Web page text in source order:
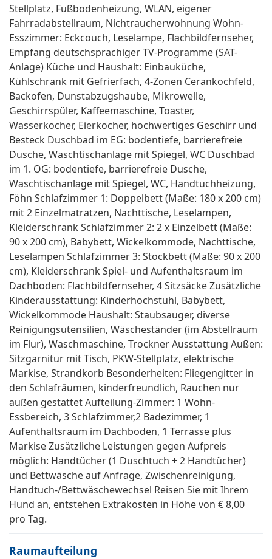
Stellplatz, Fußbodenheizung, WLAN, eigener
Fahrradabstellraum, Nichtraucherwohnung Wohn-
Esszimmer: Eckcouch, Leselampe, Flachbildfernseher,
Empfang deutschsprachiger TV-Programme (SAT-
Anlage) Küche und Haushalt: Einbauküche,
Kühlschrank mit Gefrierfach, 4-Zonen Cerankochfeld,
Backofen, Dunstabzugshaube, Mikrowelle,
Geschirrspüler, Kaffeemaschine, Toaster,
Wasserkocher, Eierkocher, hochwertiges Geschirr und
Besteck Duschbad im EG: bodentiefe, barrierefreie
Dusche, Waschtischanlage mit Spiegel, WC Duschbad
im 1. OG: bodentiefe, barrierefreie Dusche,
Waschtischanlage mit Spiegel, WC, Handtuchheizung,
Föhn Schlafzimmer 1: Doppelbett (Maße: 180 x 200 cm)
mit 2 Einzelmatratzen, Nachttische, Leselampen,
Kleiderschrank Schlafzimmer 2: 2 x Einzelbett (Maße:
90 x 200 cm), Babybett, Wickelkommode, Nachttische,
Leselampen Schlafzimmer 3: Stockbett (Maße: 90 x 200
cm), Kleiderschrank Spiel- und Aufenthaltsraum im
Dachboden: Flachbildfernseher, 4 Sitzsäcke Zusätzliche
Kinderausstattung: Kinderhochstuhl, Babybett,
Wickelkommode Haushalt: Staubsauger, diverse
Reinigungsutensilien, Wäscheständer (im Abstellraum
im Flur), Waschmaschine, Trockner Ausstattung Außen:
Sitzgarnitur mit Tisch, PKW-Stellplatz, elektrische
Markise, Strandkorb Besonderheiten: Fliegengitter in
den Schlafräumen, kinderfreundlich, Rauchen nur
außen gestattet Aufteilung-Zimmer: 1 Wohn-
Essbereich, 3 Schlafzimmer,2 Badezimmer, 1
Aufenthaltsraum im Dachboden, 1 Terrasse plus
Markise Zusätzliche Leistungen gegen Aufpreis
möglich: Handtücher (1 Duschtuch + 2 Handtücher)
und Bettwäsche auf Anfrage, Zwischenreinigung,
Handtuch-/Bettwäschewechsel Reisen Sie mit Ihrem
Hund an, entstehen Extrakosten in Höhe von € 8,00
pro Tag.
Raumaufteilung